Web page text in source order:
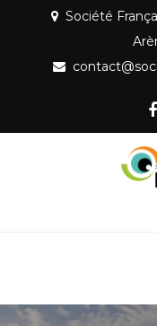
content
Société